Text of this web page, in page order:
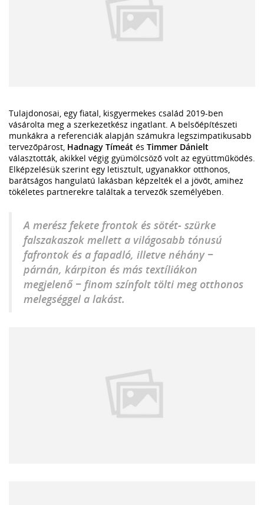
Tulajdonosai, egy fiatal, kisgyermekes család 2019-ben
vásárolta meg a szerkezetkész ingatlant. A belsőépítészeti
munkákra a referenciák alapján számukra legszimpatikusabb
tervezőpárost, Hadnagy Tímeát és Timmer Dánielt
választották, akikkel végig gyümölcsöző volt az együttműködés.
Elképzelésük szerint egy letisztult, ugyanakkor otthonos,
barátságos hangulatú lakásban képzelték el a jövőt, amihez
tökéletes partnerekre találtak a tervezők személyében.
A merész fekete frontok és sötét- szürke
falszakaszok mellett a világosabb tónusú
fafrontok és a fapadló, illetve néhány −
párnán, kárpiton és más textíliákon
megjelenő − finom színfolt tölti meg otthonos
melegséggel a lakást.